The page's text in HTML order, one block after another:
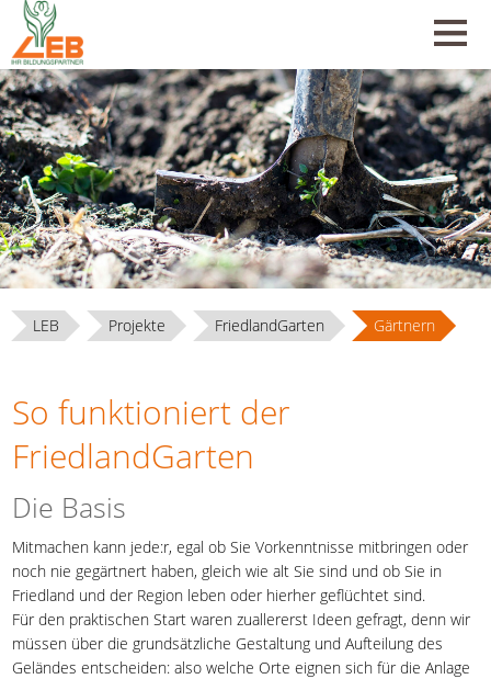
LEB Projekte FriedlandGarten Gärtnern
So funktioniert der
FriedlandGarten
Die Basis
Mitmachen kann jede:r, egal ob Sie Vorkenntnisse mitbringen oder
noch nie gegärtnert haben, gleich wie alt Sie sind und ob Sie in
Friedland und der Region leben oder hierher geflüchtet sind.
Für den praktischen Start waren zuallererst Ideen gefragt, denn wir
müssen über die grundsätzliche Gestaltung und Aufteilung des
Geländes entscheiden: also welche Orte eignen sich für die Anlage